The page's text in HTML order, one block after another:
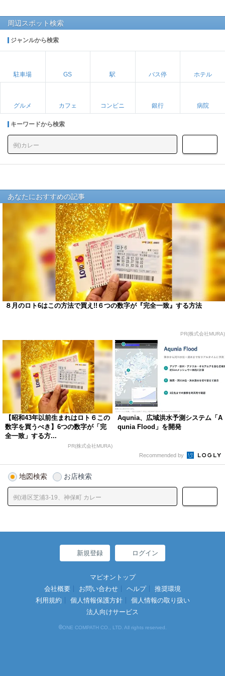
周辺スポット検索
ジャンルから検索
駐車場 GS 駅 バス停 ホテル
グルメ カフェ コンビニ 銀行 病院
キーワードから検索
あなたにおすすめの記事
８月のロト6はこの方法で買え!!６つの数字が『完全一致』する方法
PR(株式会社MURA)
【昭和43年以前生まれはロト６この
数字を買うべき】6つの数字が「完
全一致」する方...
PR(株式会社MURA)
Aqunia、広域洪水予測システム「A
qunia Flood」を開発
Recommended by
地図検索 お店検索
新規登録 ログイン
マピオントップ
会社概要
お問い合わせ ヘルプ
推奨環境
利用規約
個人情報保護方針
個人情報の取り扱い
法人向けサービス
©ONE COMPATH CO., LTD. All rights reserved.